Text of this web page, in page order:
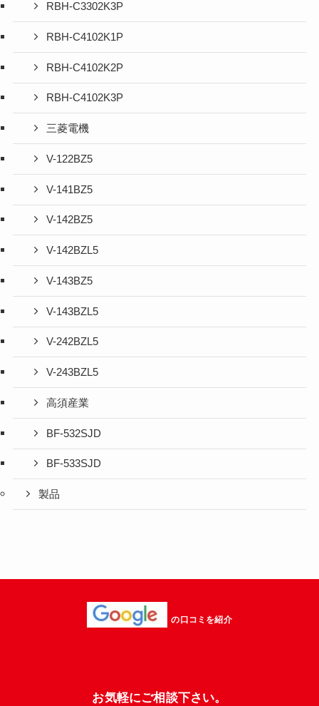
RBH-C3302K3P
RBH-C4102K1P
RBH-C4102K2P
RBH-C4102K3P
三菱電機
V-122BZ5
V-141BZ5
V-142BZ5
V-142BZL5
V-143BZ5
V-143BZL5
V-242BZL5
V-243BZL5
高須産業
BF-532SJD
BF-533SJD
製品
の口コミを紹介
お気軽にご相談下さい。